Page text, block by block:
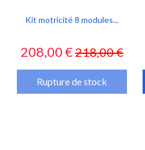
Kit motricité 8 modules...
Prix
208,00 €Prix
habituel
218,00 €
Rupture de stock